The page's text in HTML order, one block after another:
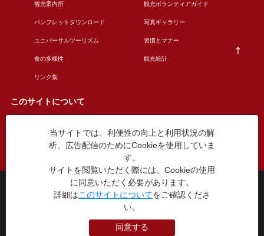
観光案内所 観光ボランティアガイド
パンフレットダウンロード 写真ギャラリー
ユニバーサルツーリズム 習慣とマナー
食の多様性 観光統計
リンク集
このサイトについて
このサイトについて 広告掲載について
お問い合わせ
台東区役所観光課
〒110-8615 東京都台東区東上野4丁目5番6号
TEL：03-5246-1151
本WEBサイトに掲就されている全データについて無断転載・引用を禁じます。
当サイトでは、利便性の向上と利用状況の解
析、広告配信のためにCookieを使用していま
す。
サイトを閲覧いただく際には、Cookieの使用
に同意いただく必要があります。
詳細はこのサイトについてをご確認くださ
い。
同意する